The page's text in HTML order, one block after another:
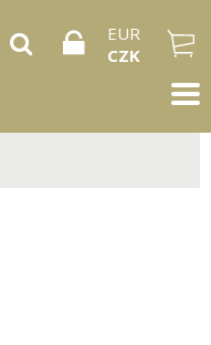
EUR
CZK